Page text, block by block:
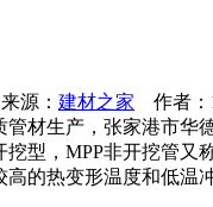
源： 建材之家 作者：
材生产，张家港市
型，MPP非开挖管
的热变形温度和低温